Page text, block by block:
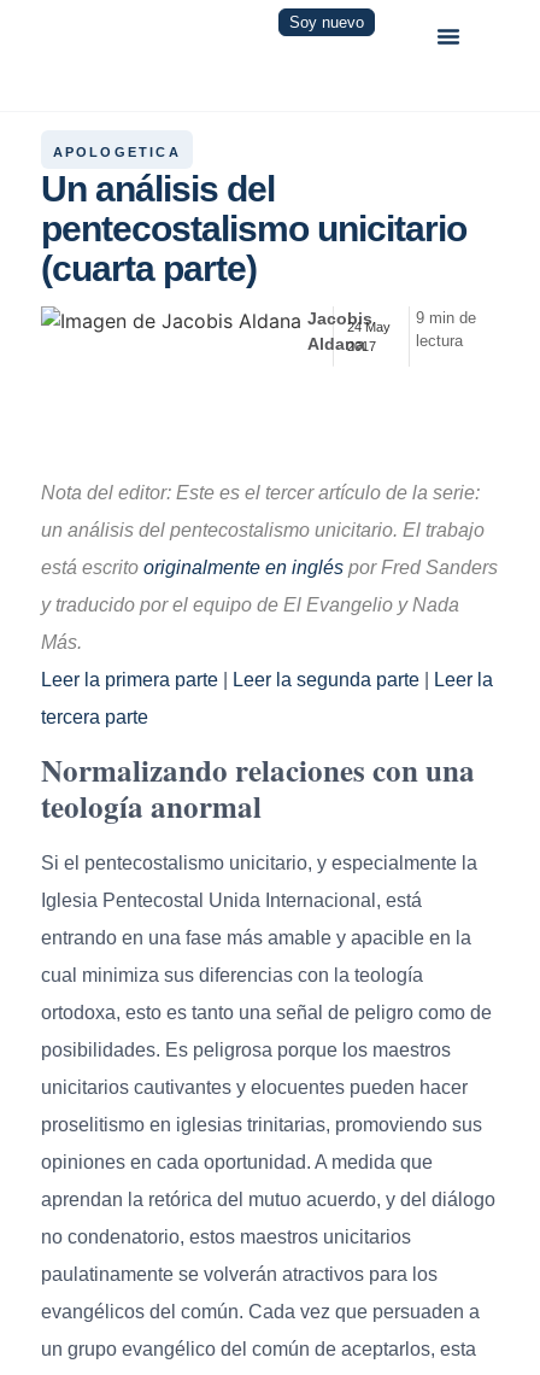
Soy nuevo
APOLOGETICA
Un análisis del
pentecostalismo unicitario
(cuarta parte)
Jacobis
Aldana
24 May
2017
9 min de
lectura
Nota del editor: Este es el tercer artículo de la serie:
un análisis del pentecostalismo unicitario. El trabajo
está escrito originalmente en ingléspor Fred Sanders
y traducido por el equipo de El Evangelio y Nada
Más.
Leer la primera parte| Leer la segunda parte|
Leer la
tercera parte
Normalizando relaciones con una
teología anormal
Si el pentecostalismo unicitario, y especialmente la
Iglesia Pentecostal Unida Internacional, está
entrando en una fase más amable y apacible en la
cual minimiza sus diferencias con la teología
ortodoxa, esto es tanto una señal de peligro como de
posibilidades. Es peligrosa porque los maestros
unicitarios cautivantes y elocuentes pueden hacer
proselitismo en iglesias trinitarias, promoviendo sus
opiniones en cada oportunidad. A medida que
aprendan la retórica del mutuo acuerdo, y del diálogo
no condenatorio, estos maestros unicitarios
paulatinamente se volverán atractivos para los
evangélicos del común. Cada vez que persuaden a
un grupo evangélico del común de aceptarlos, esta